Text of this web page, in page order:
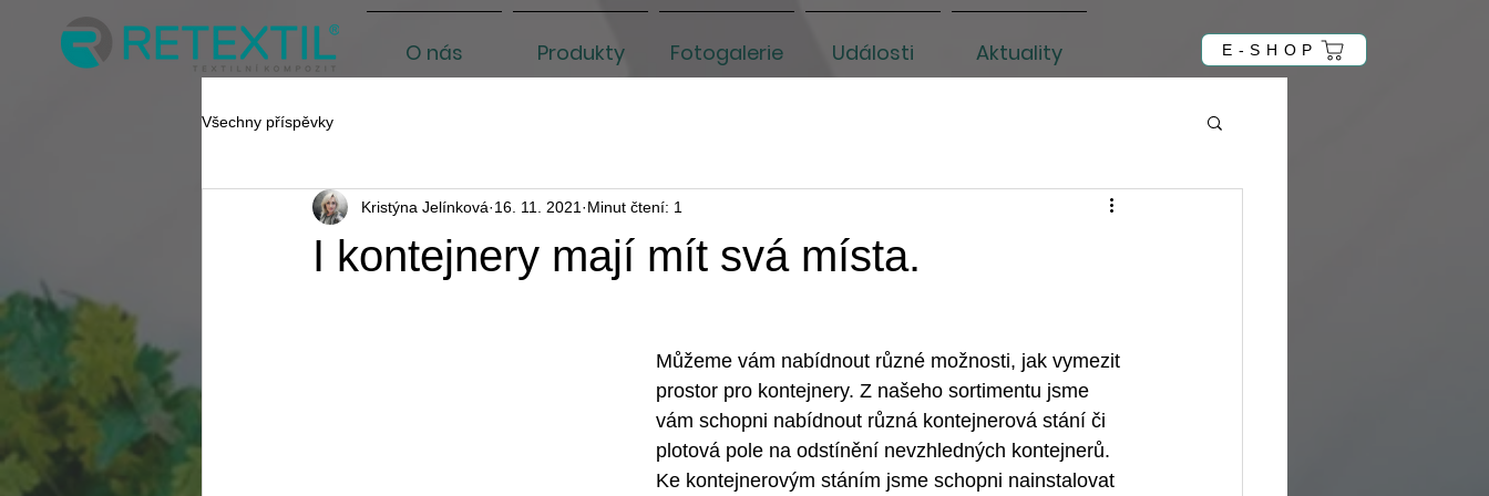
O nás Produkty Fotogalerie Události Aktuality E-SHOP
Všechny příspěvky
I kontejnery mají mít svá místa.
Kristýna Jelínková 16. 11. 2021 Minut čtení: 1
Můžeme vám nabídnout různé možnosti, jak vymezit
prostor pro kontejnery. Z našeho sortimentu jsme
vám schopni nabídnout různá kontejnerová stání či
plotová pole na odstínění nevzhledných kontejnerů.
Ke kontejnerovým stáním jsme schopni nainstalovat